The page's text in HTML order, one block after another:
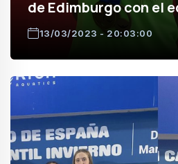
de Edimburgo con el
13/03/2023 - 20:03:00